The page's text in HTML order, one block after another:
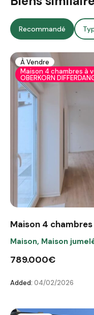
Recommandé
À Vendre
Maison 4 chambres à
OBERKORN
Maison 4 chambres
Maison, Maison
789.000€
Added: 04/02/2026